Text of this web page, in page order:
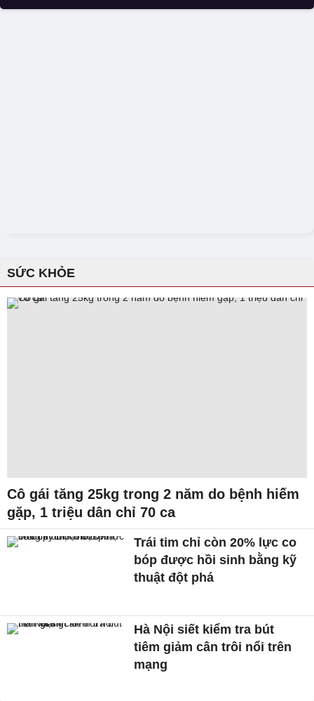
SỨC KHỎE
Cô gái tăng 25kg trong 2 năm do bệnh hiếm
gặp, 1 triệu dân chỉ 70 ca
Trái tim chỉ còn 20% lực co
bóp được hồi sinh bằng kỹ
thuật đột phá
Hà Nội siết kiểm tra bút
tiêm giảm cân trôi nổi trên
mạng